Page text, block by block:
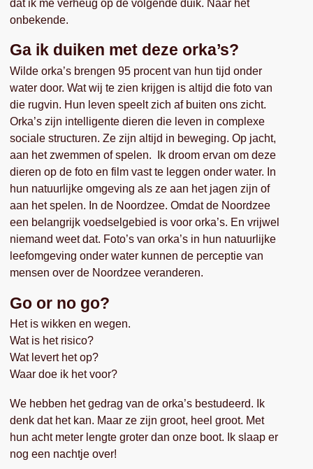
dat ik me verheug op de volgende duik. Naar het
onbekende.
Ga ik duiken met deze orka’s?
Wilde orka’s brengen 95 procent van hun tijd onder
water door. Wat wij te zien krijgen is altijd die foto van
die rugvin. Hun leven speelt zich af buiten ons zicht.
Orka’s zijn intelligente dieren die leven in complexe
sociale structuren. Ze zijn altijd in beweging. Op jacht,
aan het zwemmen of spelen. Ik droom ervan om deze
dieren op de foto en film vast te leggen onder water. In
hun natuurlijke omgeving als ze aan het jagen zijn of
aan het spelen. In de Noordzee. Omdat de Noordzee
een belangrijk voedselgebied is voor orka’s. En vrijwel
niemand weet dat. Foto’s van orka’s in hun natuurlijke
leefomgeving onder water kunnen de perceptie van
mensen over de Noordzee veranderen.
Go or no go?
Het is wikken en wegen.
Wat is het risico?
Wat levert het op?
Waar doe ik het voor?
We hebben het gedrag van de orka’s bestudeerd. Ik
denk dat het kan. Maar ze zijn groot, heel groot. Met
hun acht meter lengte groter dan onze boot. Ik slaap er
nog een nachtje over!